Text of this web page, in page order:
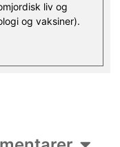
liv og
og vaksiner).